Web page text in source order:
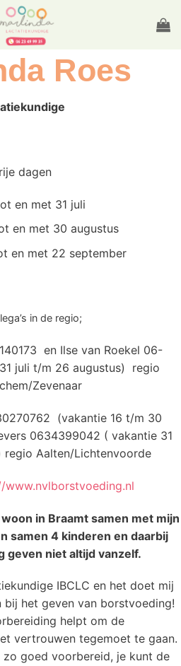
Roes
dagen
en met 31 juli
en met 30 augustus
en met 22 september
in de regio;
en Ilse van Roekel 06-
juli t/m 26 augustus) regio
Zevenaar
(vakantie 16 t/m 30
0634399042 ( vakantie 31
regio Aalten/Lichtenvoorde
www.nvlborstvoeding.nl
in Braamt samen met mijn
samen 4 kinderen en daarbij
geven niet altijd vanzelf.
IBCLC en het doet mij
het geven van borstvoeding!
helpt om de
vertrouwen tegemoet te gaan.
goed voorbereid, je kunt de